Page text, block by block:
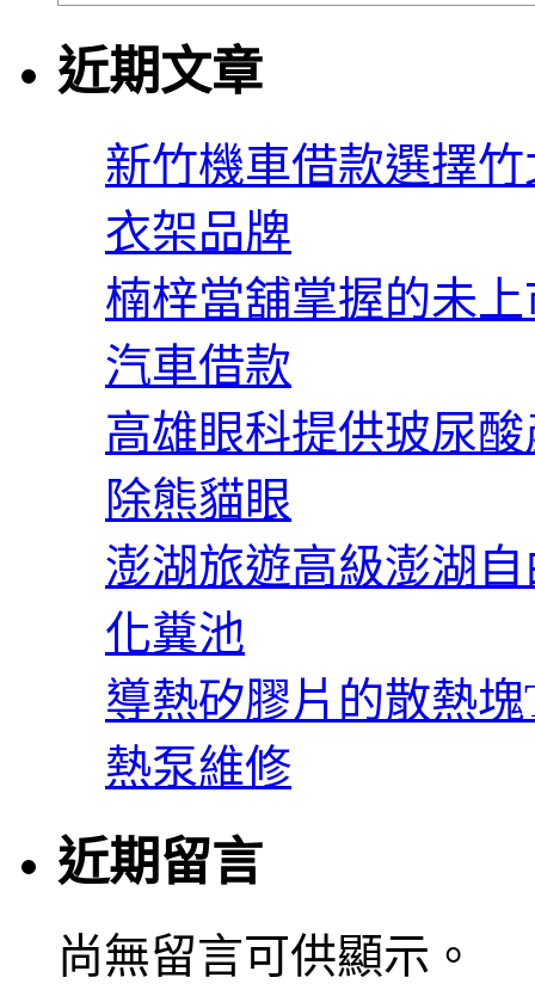
近期文章
新竹機車借款選擇
衣架品牌
楠梓當舖掌握的未
汽車借款
高雄眼科提供玻尿
除熊貓眼
澎湖旅遊高級澎湖
化糞池
導熱矽膠片的散熱
熱泵維修
近期留言
尚無留言可供顯示。